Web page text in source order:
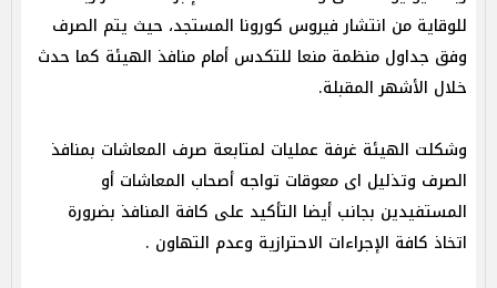
للوقاية من انتشار فيروس كورونا المستجد، حيث يتم الصرف
وفق جداول منظمة منعا للتكدس أمام منافذ الهيئة كما حدث
خلال الأشهر المقبلة.
وشكلت الهيئة غرفة عمليات لمتابعة صرف المعاشات بمنافذ
الصرف وتذليل اى معوقات تواجه أصحاب المعاشات أو
المستفيدين بجانب أيضا التأكيد على كافة المنافذ بضرورة
اتخاذ كافة الإجراءات الاحترازية وعدم التهاون .‎